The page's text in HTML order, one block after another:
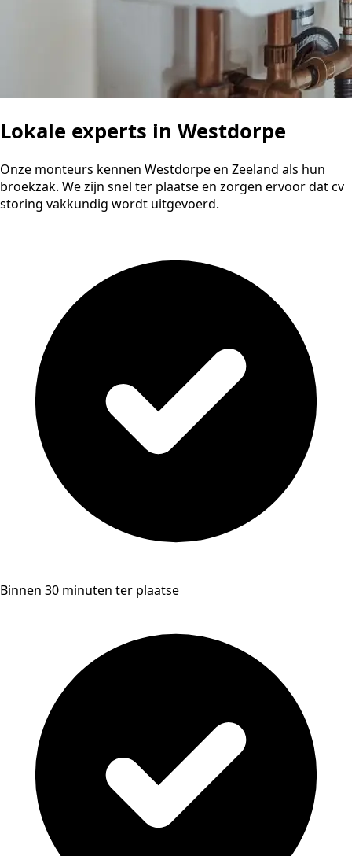
Lokale experts in Westdorpe
Onze monteurs kennen Westdorpe en Zeeland als hun
broekzak. We zijn snel ter plaatse en zorgen ervoor dat cv
storing vakkundig wordt uitgevoerd.
Binnen 30 minuten ter plaatse